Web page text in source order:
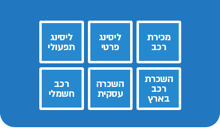
מכירת
רכב
ליסינג
פרטי
ליסינג
תפעולי
השכרת
רכב
בארץ
השכרה
עסקית
רכב
חשמלי